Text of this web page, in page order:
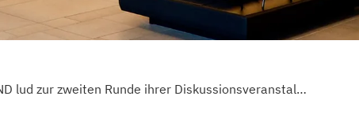
Extremismus in der Nachbarschaft: Dialog oder Distanz? STADT UND LAND lud zur zweiten Runde ihrer Diskussionsveranstaltung ein